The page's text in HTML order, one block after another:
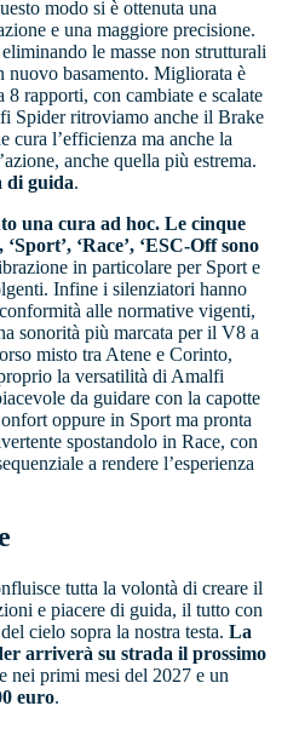
modo si è ottenuta una
e una maggiore precisione.
le masse non strutturali
nuovo basamento. Migliorata è
rapporti, con cambiate e scalate
Spider ritroviamo anche il Brake
cura l’efficienza ma anche la
anche quella più estrema.
di guida.
una cura ad hoc. Le cinque
‘Race’, ‘ESC-Off sono
in particolare per Sport e
Infine i silenziatori hanno
alle normative vigenti,
sonorità più marcata per il V8 a
misto tra Atene e Corinto,
la versatilità di Amalfi
da guidare con la capotte
oppure in Sport ma pronta
spostandolo in Race, con
a rendere l’esperienza
tutta la volontà di creare il
e piacere di guida, il tutto con
cielo sopra la nostra testa. La
arriverà su strada il prossimo
nei primi mesi del 2027 e un
euro.